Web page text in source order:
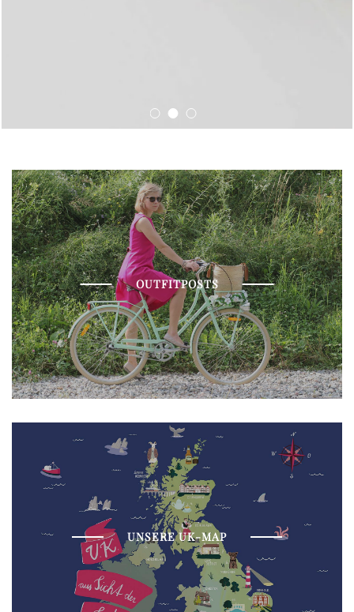
OUTFITPOSTS
UNSERE UK-MAP